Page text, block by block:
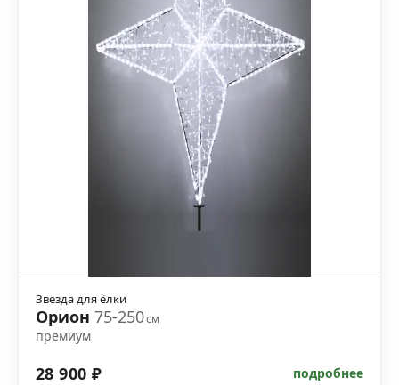
Звезда для ёлки
Орион 75-250см
премиум
28 900 ₽ подробнее